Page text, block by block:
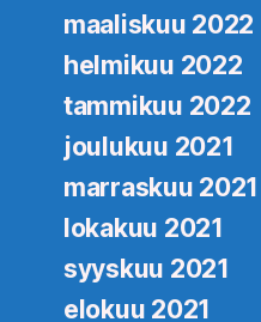
maaliskuu 2022
helmikuu 2022
tammikuu 2022
joulukuu 2021
marraskuu 2021
lokakuu 2021
syyskuu 2021
elokuu 2021